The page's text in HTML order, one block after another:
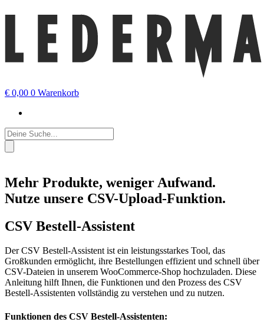
€ 0,00 0 Warenkorb
Products
search
Mehr Produkte, weniger Aufwand.
Nutze unsere CSV-Upload-Funktion.
CSV Bestell-Assistent
Der CSV Bestell-Assistent ist ein leistungsstarkes Tool, das
Großkunden ermöglicht, ihre Bestellungen effizient und schnell über
CSV-Dateien in unserem WooCommerce-Shop hochzuladen. Diese
Anleitung hilft Ihnen, die Funktionen und den Prozess des CSV
Bestell-Assistenten vollständig zu verstehen und zu nutzen.
Funktionen des CSV Bestell-Assistenten: